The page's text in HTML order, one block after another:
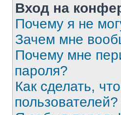
Вход на
Почему я не
Зачем мне
Почему мне
пароля?
Как сделать,
пользователей?